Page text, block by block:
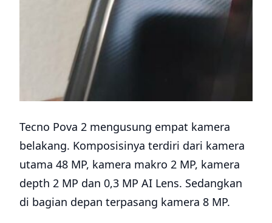
Tecno Pova 2 mengusung empat kamera
belakang. Komposisinya terdiri dari kamera
utama 48 MP, kamera makro 2 MP, kamera
depth 2 MP dan 0,3 MP AI Lens. Sedangkan
di bagian depan terpasang kamera 8 MP.